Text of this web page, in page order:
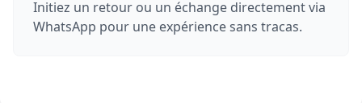
Initiez un retour ou un échange directement via
WhatsApp pour une expérience sans tracas.